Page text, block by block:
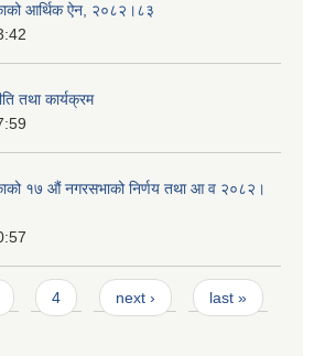
आर्थिक ऐन, २०८२।८३
तथा कार्यक्रम
१७ ‍औं नगरसभाको निर्णय तथा आ व २०८२।
4 next › last »